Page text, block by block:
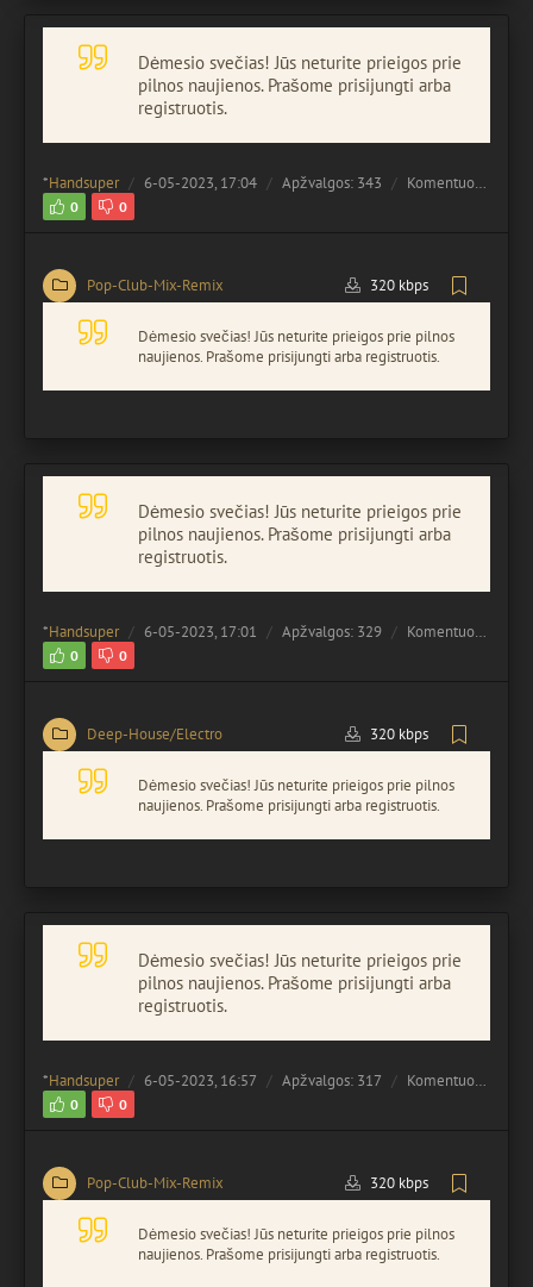
Dėmesio svečias! Jūs neturite prieigos prie
pilnos naujienos. Prašome prisijungti arba
registruotis.
*Handsuper 6-05-2023, 17:04 Apžvalgos: 343 Komentuota:
0 0
Pop-Club-Mix-Remix 320 kbps
Dėmesio svečias! Jūs neturite prieigos prie pilnos
naujienos. Prašome prisijungti arba registruotis.
Dėmesio svečias! Jūs neturite prieigos prie
pilnos naujienos. Prašome prisijungti arba
registruotis.
*Handsuper 6-05-2023, 17:01 Apžvalgos: 329 Komentuota:
0 0
Deep-House/Electro 320 kbps
Dėmesio svečias! Jūs neturite prieigos prie pilnos
naujienos. Prašome prisijungti arba registruotis.
Dėmesio svečias! Jūs neturite prieigos prie
pilnos naujienos. Prašome prisijungti arba
registruotis.
*Handsuper 6-05-2023, 16:57 Apžvalgos: 317 Komentuota:
0 0
Pop-Club-Mix-Remix 320 kbps
Dėmesio svečias! Jūs neturite prieigos prie pilnos
naujienos. Prašome prisijungti arba registruotis.